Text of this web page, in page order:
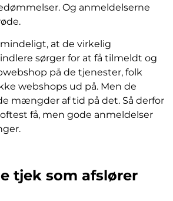
Og anmeldelserne
at de virkelig
sørger for at få tilmeldt og
på de tjenester, folk
webshops ud på. Men de
mængder af tid på det. Så derfor
få, men gode anmeldelser
tjek som afslører